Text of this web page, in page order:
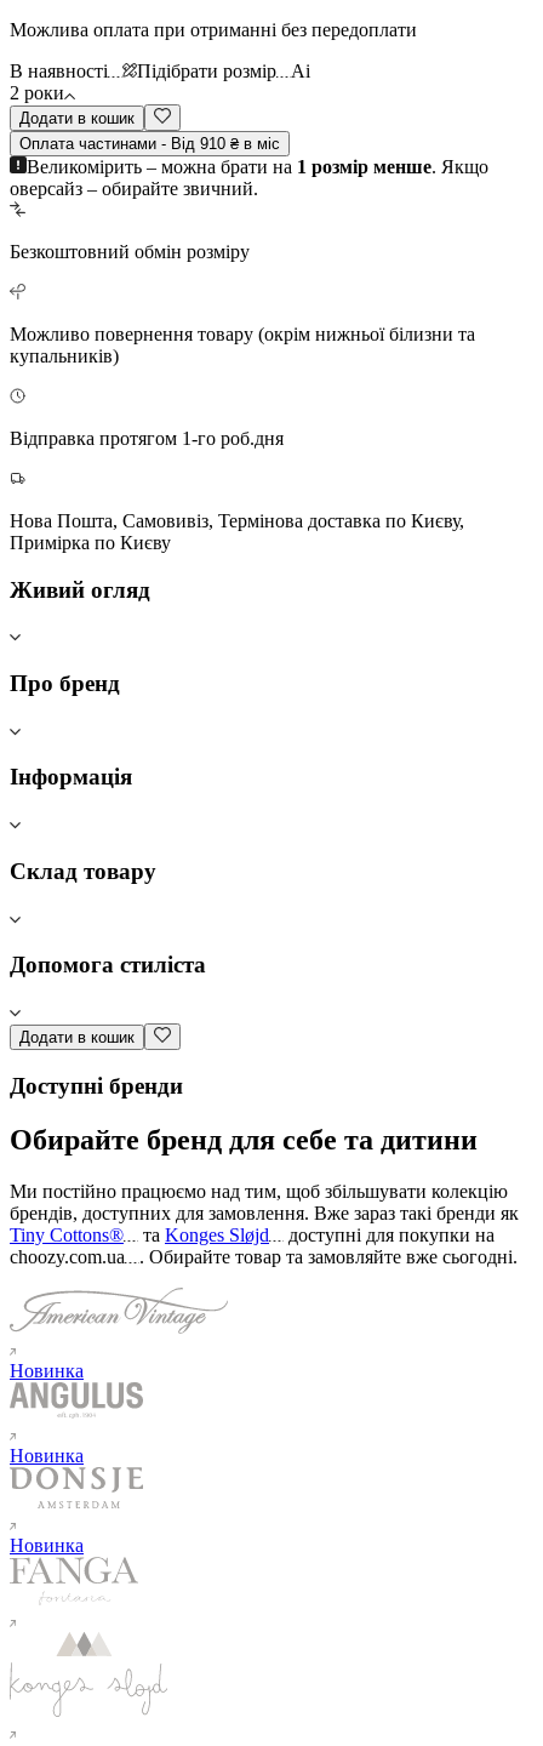
Можлива оплата при отриманні без передоплати
В наявності
Підібрати розмір
Ai
2 роки
Додати в кошик
Оплата частинами - Від 910 ₴ в міс
Великомірить – можна брати на 1 розмір менше. Якщо
оверсайз – обирайте звичний.
Безкоштовний обмін розміру
Можливо повернення товару (окрім нижньої білизни та
купальників)
Відправка протягом 1-го роб.дня
Нова Пошта, Самовивіз, Термінова доставка по Києву,
Примірка по Києву
Живий огляд
Про бренд
Інформація
Склад товару
Допомога стиліста
Додати в кошик
Доступні бренди
Обирайте бренд для себе та дитини
Ми постійно працюємо над тим, щоб збільшувати колекцію
брендів, доступних для замовлення. Вже зараз такі бренди як
Tiny Cottons®
та Konges Sløjd
доступні для покупки на
choozy.com.ua
. Обирайте товар та замовляйте вже сьогодні.
Новинка
Новинка
Новинка